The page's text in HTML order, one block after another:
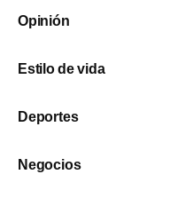
Opinión
Estilo de vida
Deportes
Negocios